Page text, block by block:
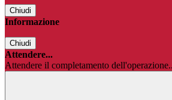
Chiudi
Informazione
Chiudi
Attendere...
Attendere il completamento